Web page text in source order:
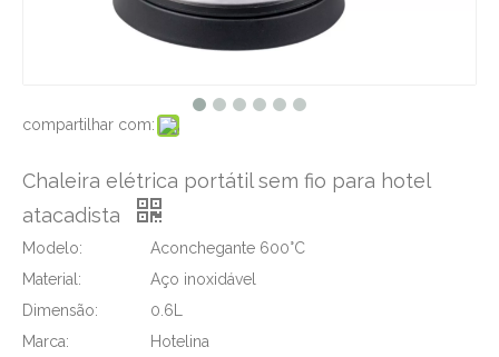
compartilhar com:
Chaleira elétrica portátil sem fio para hotel
atacadista
Modelo:
Aconchegante 600°C
Material:
Aço inoxidável
Dimensão:
0.6L
Marca:
Hotelina